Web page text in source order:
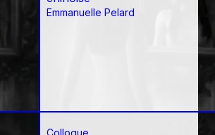
Emmanuelle Pelard